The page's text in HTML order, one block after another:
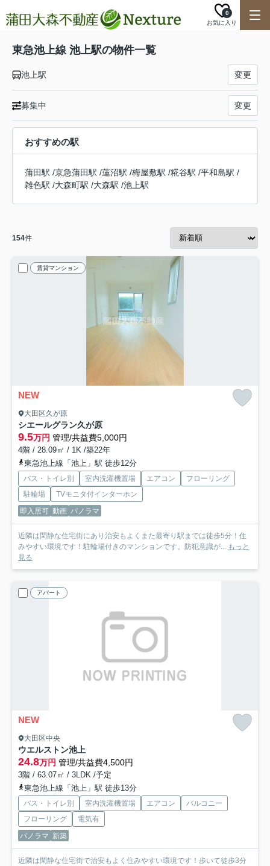
お気に入り
0
東急池上線 池上駅の物件一覧
池上駅 変更
募集中 変更
おすすめの駅
蒲田駅 /京急蒲田駅 /蓮沼駅 /梅屋敷駅 /糀谷駅 /平和島駅 /
雑色駅 /大森町駅 /大森駅 /池上駅
154件
賃貸マンション
NEW
大田区久が原
シエールグラン久が原
9.5万円 管理/共益費5,000円
4階 / 28.09㎡ / 1K /築22年
東急池上線「池上」駅 徒歩12分
バス・トイレ別 室内洗濯機置場 エアコン
フローリング
駐輪場
TVモニタ付インターホン
即入居可 動画 パノラマ
近隣は閑静な住宅街にあり治安もよくまた最寄り駅までは徒歩5分！住
みやすい環境です！駐輪場付きのマンションです。防犯意識が... もっと
見る
アパート
NEW
大田区中央
ウエルストン池上
24.8万円 管理/共益費4,500円
3階 / 63.07㎡ / 3LDK /予定
東急池上線「池上」駅 徒歩13分
バス・トイレ別 室内洗濯機置場 エアコン
バルコニー
フローリング
電気有
パノラマ 新築
近隣は閑静な住宅街で治安もよく住みやすい環境です！歩いて徒歩3分